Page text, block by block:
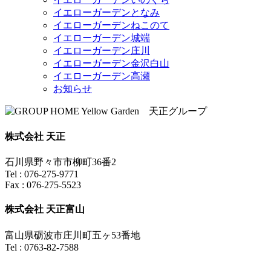
イエローガーデンとなみ
イエローガーデンねこのて
イエローガーデン城端
イエローガーデン庄川
イエローガーデン金沢白山
イエローガーデン高瀬
お知らせ
株式会社 天正
石川県野々市市柳町36番2
Tel : 076-275-9771
Fax : 076-275-5523
株式会社 天正富山
富山県砺波市庄川町五ヶ53番地
Tel : 0763-82-7588